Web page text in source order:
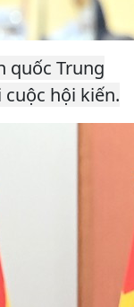
quốc Trung
cuộc hội kiến.